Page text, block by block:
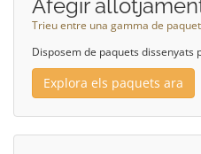
Afegir
Trieu entre una gamma de
Disposem de paquets dissenyats
Explora els paquets ara